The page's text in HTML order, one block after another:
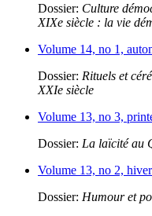
Dossier: Culture
XIXe siècle : la vie
Volume 14, no 1,
Dossier: Rituels et
XXIe siècle
Volume 13, no 3,
Dossier: La laïcité au
Volume 13, no 2,
Dossier: Humour et